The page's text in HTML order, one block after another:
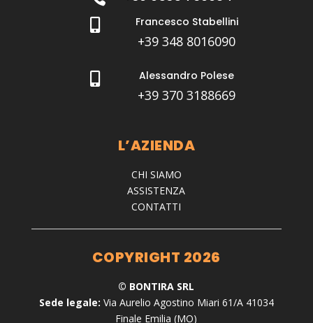
Francesco Stabellini
+39 348 8016090
Alessandro Polese
+39 370 3188669
L’AZIENDA
CHI SIAMO
ASSISTENZA
CONTATTI
COPYRIGHT 2026
© BONTIRA SRL
Sede legale: Via Aurelio Agostino Miari 61/A 41034
Finale Emilia (MO)